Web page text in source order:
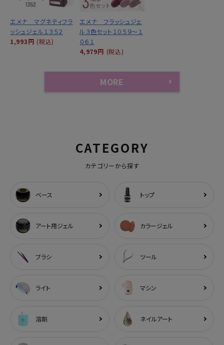
エメナ マグネティフラ
ッシュジェル１３５２
1,993円 (税込)
エメナ フラッシュジェ
ル３色セット１０５９～１
０６１
4,979円 (税込)
MORE
CATEGORY
カテゴリーから探す
ベース トップ
アート用ジェル カラージェル
ブラシ ツール
ライト マシン
溶剤 ネイルアート